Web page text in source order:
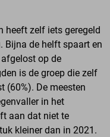
heeft zelf iets geregeld
Bijna de helft spaart en
op de
is de groep die zelf
(60%). De meesten
in het
aan dat niet te
kleiner dan in 2021.